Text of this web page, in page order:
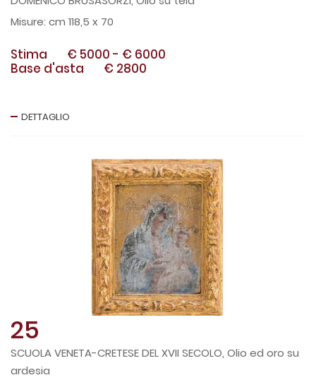
cm 118,5 x 70
Stima € 5000 - € 6000
Base d'asta
€ 2800
DETTAGLIO
25
SCUOLA VENETA-CRETESE DEL XVII SECOLO, Olio ed oro su
ardesia